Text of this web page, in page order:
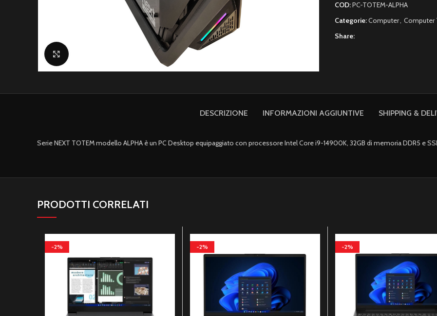
COD:PC-TOTEM-ALPHA
Categorie:Computer, Computer
Share:
DESCRIZIONE INFORMAZIONI AGGIUNTIVE SHIPPING &
Serie NEXT TOTEM modello ALPHA è un PC Desktop equipaggiato con processore Intel Core i9-14900K, 32GB di memoria DDR5 e
PRODOTTI CORRELATI
-2% -2% -2%